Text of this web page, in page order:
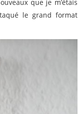
que je m’étais
le grand format